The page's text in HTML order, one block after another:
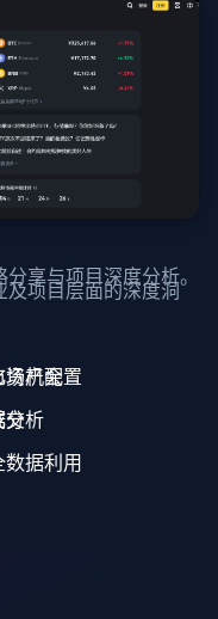
享与项目深度分析。
场机会
分析
项目层面的深度洞
产配置
交
据利用